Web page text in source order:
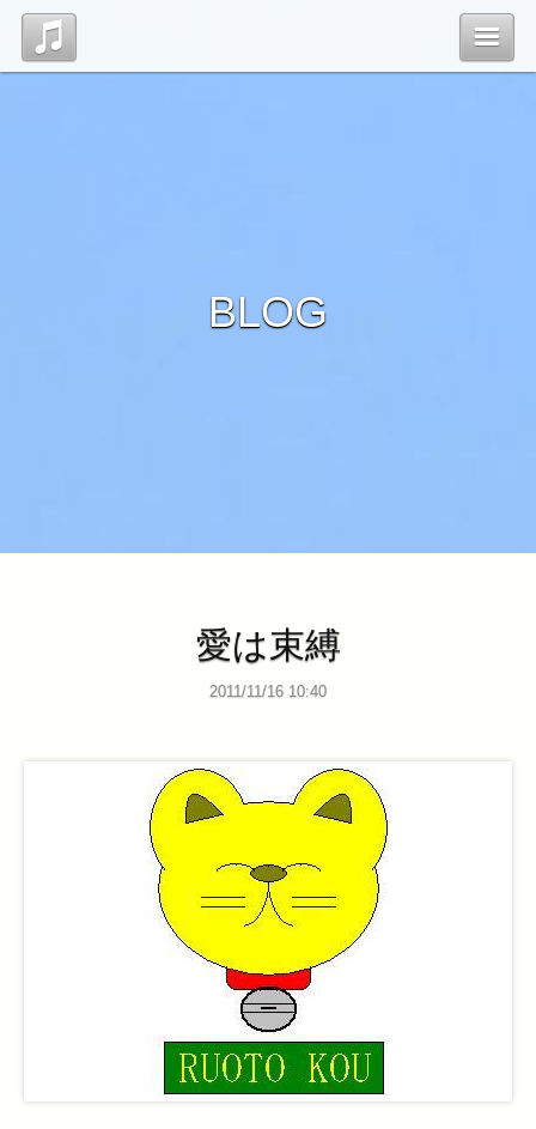
管理ページ
BLOG
愛は束縛
2011/11/16 10:40